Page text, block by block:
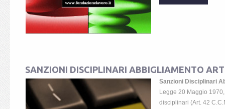
SANZIONI DISCIPLINARI ABBIGLIAMENTO
Sanzioni Disciplinari
Legge 20 Maggio
disciplinari (Art. 42